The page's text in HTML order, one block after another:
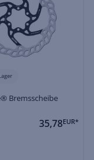
Bremsscheibe
35,78EUR*